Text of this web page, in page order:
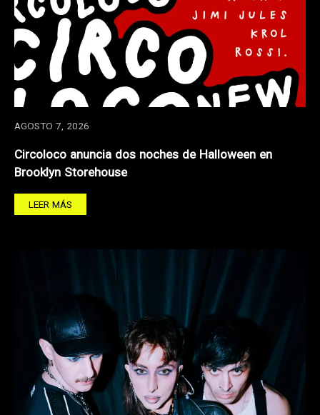
AGOSTO 7, 2026
Circoloco anuncia dos noches de Halloween en
Brooklyn Storehouse
LEER MÁS